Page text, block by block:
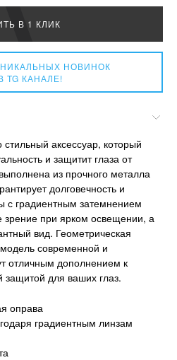
В 1 КЛИК
НОВИНОК
TG КАНАЛЕ!
аксессуар, который
и защитит глаза от
из прочного металла
долговечность и
с градиентным затемнением
при ярком освещении, а
вид. Геометрическая
современной и
отличным дополнением к
для ваших глаз.
оправа
градиентным линзам